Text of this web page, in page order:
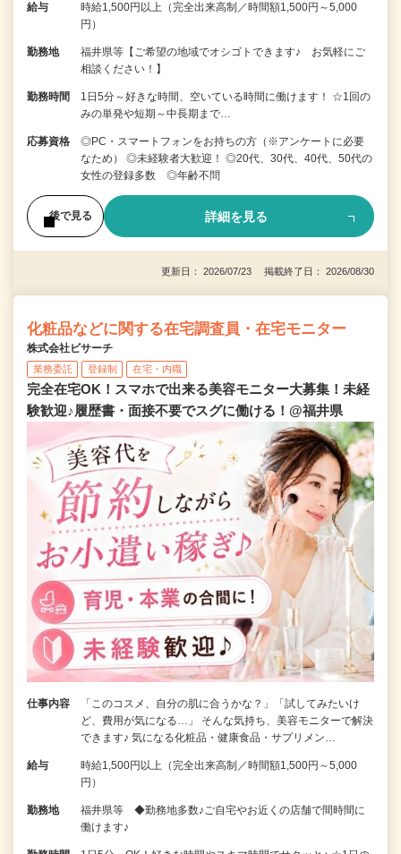
給与
時給1,500円以上（完全出来高制／時間額1,500円～5,000
円）
勤務地
福井県等【ご希望の地域でオシゴトできます♪ お気軽にご
相談ください！】
勤務時間
1日5分～好きな時間、空いている時間に働けます！ ☆1回の
みの単発や短期～中長期まで…
応募資格
◎PC・スマートフォンをお持ちの方（※アンケートに必要
なため） ◎未経験者大歓迎！ ◎20代、30代、40代、50代の
女性の登録多数 ◎年齢不問
後で見る 詳細を見る
更新日： 2026/07/23 掲載終了日： 2026/08/30
化粧品などに関する在宅調査員・在宅モニター
株式会社ビサーチ
業務委託 登録制 在宅・内職
完全在宅OK！スマホで出来る美容モニター大募集！未経
験歓迎♪履歴書・面接不要でスグに働ける！@福井県
仕事内容
「このコスメ、自分の肌に合うかな？」「試してみたいけ
ど、費用が気になる…」 そんな気持ち、美容モニターで解決
できます♪ 気になる化粧品・健康食品・サプリメン…
給与
時給1,500円以上（完全出来高制／時間額1,500円～5,000
円）
勤務地
福井県等 ◆勤務地多数♪ご自宅やお近くの店舗で間時間に
働けます♪